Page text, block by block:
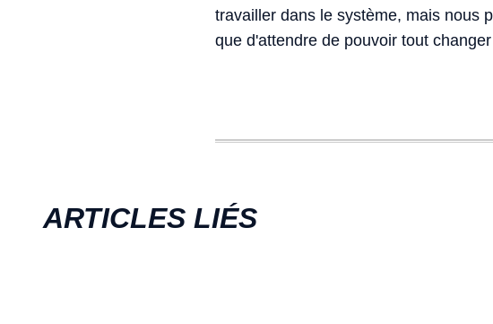
travailler dans le système, mais nous
que d'attendre de pouvoir tout
ARTICLES LIÉS